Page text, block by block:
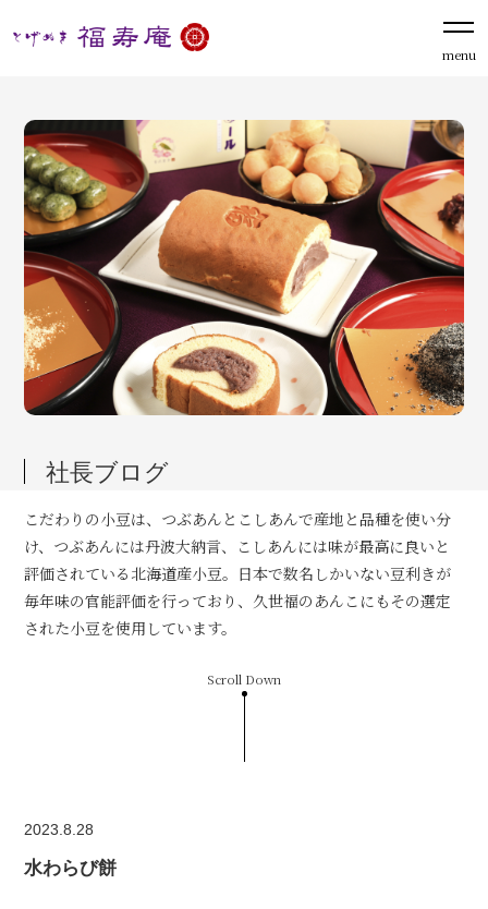
menu
社長ブログ
こだわりの小豆は、つぶあんとこしあんで産地と品種を使い分
け、つぶあんには丹波大納言、こしあんには味が最高に良いと
評価されている北海道産小豆。日本で数名しかいない豆利きが
毎年味の官能評価を行っており、久世福のあんこにもその選定
された小豆を使用しています。
Scroll Down
2023.8.28
水わらび餅